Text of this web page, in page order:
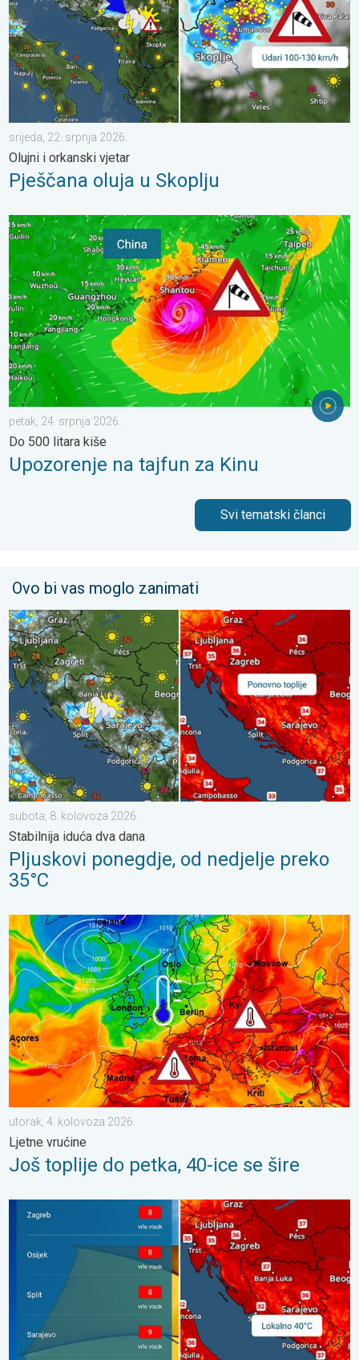
srijeda, 22. srpnja 2026.
Olujni i orkanski vjetar
Pješčana oluja u Skoplju
Upozorenje na tajfun za Kinu. Do 500 litara kiše. . . petak, 24.
petak, 24. srpnja 2026.
Do 500 litara kiše
Upozorenje na tajfun za Kinu
Svi tematski članci
Ovo bi vas moglo zanimati
Pljuskovi ponegdje, od nedjelje preko 35°C. Stabilnija iduća
subota, 8. kolovoza 2026.
Stabilnija iduća dva dana
Pljuskovi ponegdje, od nedjelje preko
35°C
Još toplije do petka, 40-ice se šire. Ljetne vrućine. . . utorak,
utorak, 4. kolovoza 2026.
Ljetne vrućine
Još toplije do petka, 40-ice se šire
Toplinski val, lokalno 40°C. Još toplije?. Visok UV indeks. . .